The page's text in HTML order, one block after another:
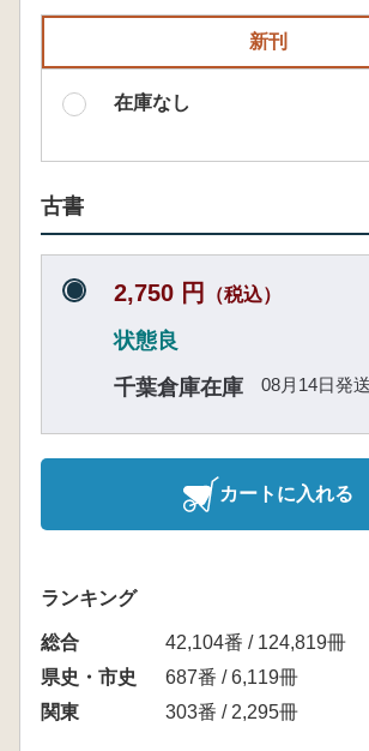
新刊
在庫なし
古書
2,750 円 （税込）
状態良
千葉倉庫在庫
08月14日発
カートに入れる
ランキング
総合
42,104番 / 124,819冊
県史・市史
687番 / 6,119冊
関東
303番 / 2,295冊